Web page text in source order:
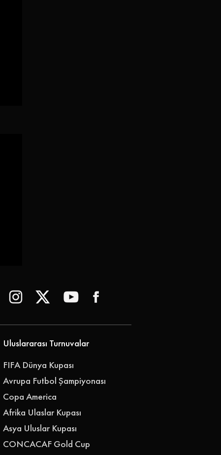
Uluslararası Turnuvalar
FIFA Dünya Kupası
Avrupa Futbol Şampiyonası
Copa America
Afrika Ulaslar Kupası
Asya Uluslar Kupası
CONCACAF Gold Cup